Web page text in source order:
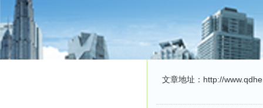
文章地址：http://